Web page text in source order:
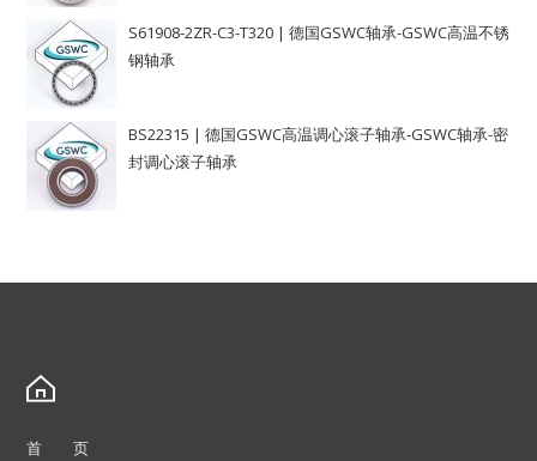
S61908-2ZR-C3-T320 | 德国GSWC轴承-GSWC高温不锈
钢轴承
BS22315 | 德国GSWC高温调心滚子轴承-GSWC轴承-密
封调心滚子轴承
首 页